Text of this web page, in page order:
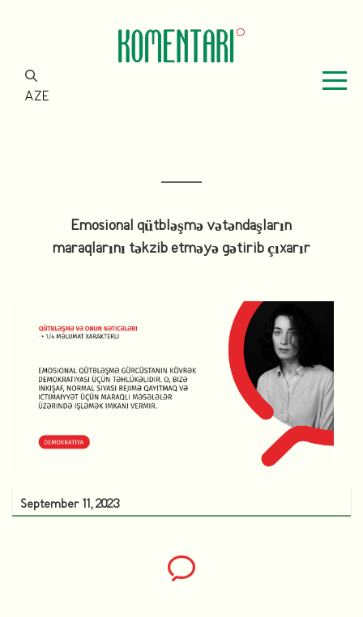
AZE
Emosional qütbləşmə vətəndaşların
maraqlarını təkzib etməyə gətirib çıxarır
September 11, 2023